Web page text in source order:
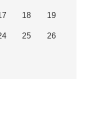
18 19
25 26